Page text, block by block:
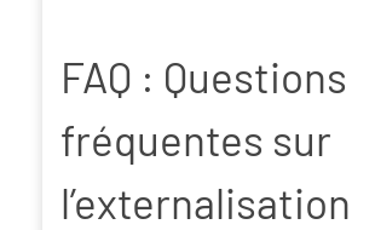
FAQ : Questions
fréquentes sur
l’externalisation